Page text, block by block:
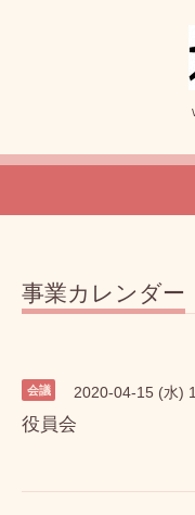
事業カレンダー
会議 2020-04-15 (水)
役員会